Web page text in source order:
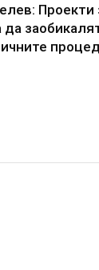
Проекти
да